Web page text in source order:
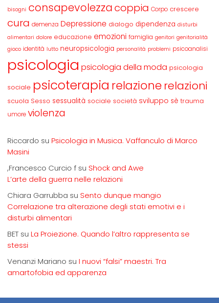
bisogni consapevolezzacoppia Corpo crescere
cura demenza Depressione dialogo dipendenza disturbi
alimentari dolore educazione emozioni famiglia genitori genitorialità
gioco identità lutto neuropsicologia personalità problemi psicoanalisi
psicologia psicologia della moda psicologia
sociale psicoterapia relazione relazioni
scuola Sesso sessualità sociale società sviluppo sè trauma
umore violenza
Riccardo su Psicologia in Musica. Vaffanculo di Marco
Masini
,Francesco Curcio f su Shock and Awe
L’arte della guerra nelle relazioni
Chiara Garrubba su Sento dunque mangio
Correlazione tra alterazione degli stati emotivi e i
disturbi alimentari
BET su La Proiezione. Quando l’altro rappresenta se
stessi
Venanzi Mariano su I nuovi “falsi” maestri. Tra
amartofobia ed apparenza